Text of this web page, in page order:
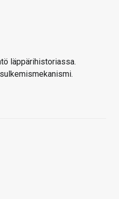
läppärihistoriassa.